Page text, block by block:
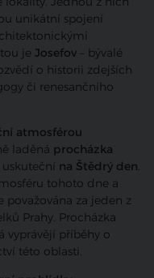
unikátní spojení
je Josefov – bývalé
o historii zdejších
či renesančního
atmosférou
laděná procházka
uskuteční na Štědrý den.
tohoto dne a
považována za jeden z
Prahy. Procházka
vyprávějí příběhy o
této oblasti.